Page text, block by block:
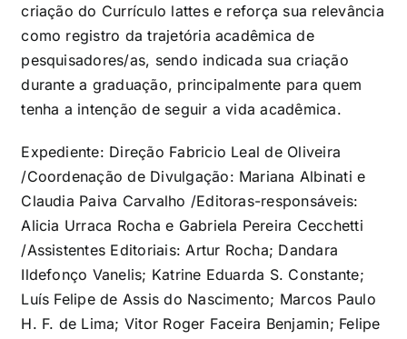
criação do Currículo lattes e reforça sua relevância
como registro da trajetória acadêmica de
pesquisadores/as, sendo indicada sua criação
durante a graduação, principalmente para quem
tenha a intenção de seguir a vida acadêmica.
Expediente: Direção Fabricio Leal de Oliveira
/Coordenação de Divulgação: Mariana Albinati e
Claudia Paiva Carvalho /Editoras-responsáveis:
Alicia Urraca Rocha e Gabriela Pereira Cecchetti
/Assistentes Editoriais: Artur Rocha; Dandara
Ildefonço Vanelis; Katrine Eduarda S. Constante;
Luís Felipe de Assis do Nascimento; Marcos Paulo
H. F. de Lima; Vitor Roger Faceira Benjamin; Felipe